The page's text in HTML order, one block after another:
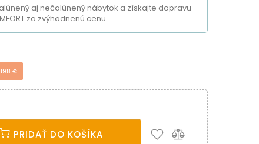
aj nečalúnený nábytok a získajte dopravu
za zvýhodnenú cenu.
198 €
PRIDAŤ DO KOŠÍKA